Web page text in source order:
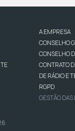
A EMPRESA
CONSELHO
CONSELHO
CONTRATO
DE RÁDIO E
RGPD
GESTÃO